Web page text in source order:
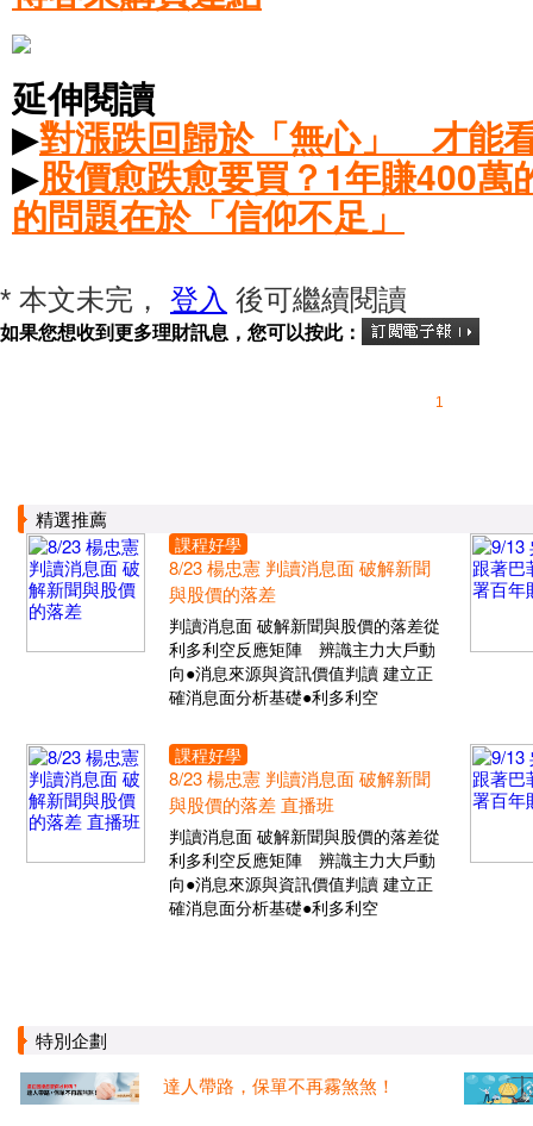
延伸閱讀
▶對漲跌回歸於「無心」 才能
▶股價愈跌愈要買？1年賺400萬
的問題在於「信仰不足」
* 本文未完， 登入 後可繼續閱讀
如果您想收到更多理財訊息，您可以按此：
1
精選推薦
課程好學
8/23 楊忠憲 判讀消息面 破解新聞
與股價的落差
判讀消息面 破解新聞與股價的落差從
利多利空反應矩陣 辨識主力大戶動
向●消息來源與資訊價值判讀 建立正
確消息面分析基礎●利多利空
課程好學
8/23 楊忠憲 判讀消息面 破解新聞
與股價的落差 直播班
判讀消息面 破解新聞與股價的落差從
利多利空反應矩陣 辨識主力大戶動
向●消息來源與資訊價值判讀 建立正
確消息面分析基礎●利多利空
特別企劃
達人帶路，保單不再霧煞煞！